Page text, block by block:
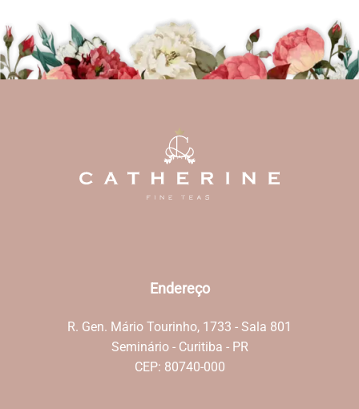
Endereço
R. Gen. Mário Tourinho, 1733 - Sala 801
Seminário - Curitiba - PR
CEP: 80740-000